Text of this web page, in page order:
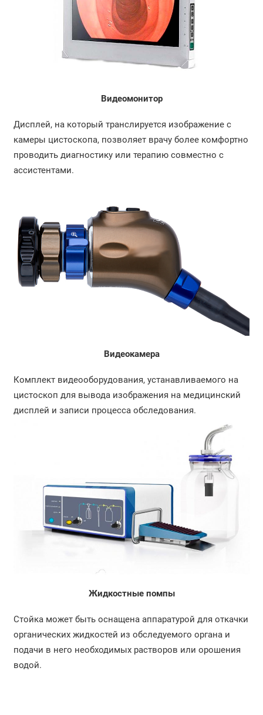
Видеомонитор
Дисплей, на который транслируется изображение с
камеры цистоскопа, позволяет врачу более комфортно
проводить диагностику или терапию совместно с
ассистентами.
Видеокамера
Комплект видеооборудования, устанавливаемого на
цистоскоп для вывода изображения на медицинский
дисплей и записи процесса обследования.
Жидкостные помпы
Стойка может быть оснащена аппаратурой для откачки
органических жидкостей из обследуемого органа и
подачи в него необходимых растворов или орошения
водой.